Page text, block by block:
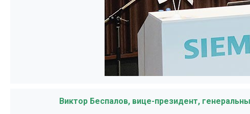
Виктор Беспалов, вице-президент,